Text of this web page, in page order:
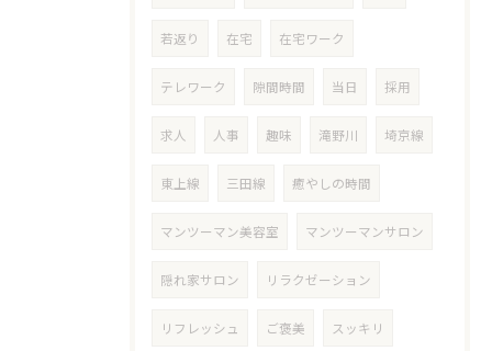
若返り 在宅 在宅ワーク
テレワーク 隙間時間 当日 採用
求人 人事 趣味 滝野川 埼京線
東上線 三田線 癒やしの時間
マンツーマン美容室 マンツーマンサロン
隠れ家サロン リラクゼーション
リフレッシュ ご褒美 スッキリ